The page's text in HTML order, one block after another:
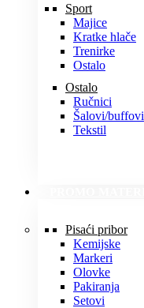
Sport
Majice
Kratke hlače
Trenirke
Ostalo
Ostalo
Ručnici
Šalovi/buffovi
Tekstil
Pisaći pribor
Kemijske
Markeri
Olovke
Pakiranja
Setovi